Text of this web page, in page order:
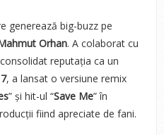
generează big-buzz pe
Orhan. A colaborat cu
reputația ca un
, a lansat o versiune remix
” și hit-ul “Save Me” în
fiind apreciate de fani.